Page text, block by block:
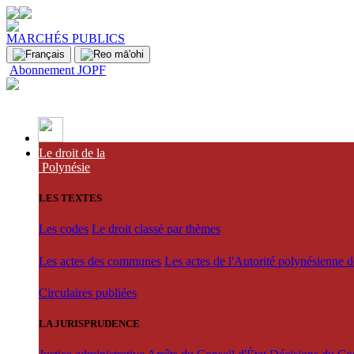
MARCHÉS PUBLICS
Abonnement JOPF
Le droit de la
Polynésie
LES TEXTES
Les codes Le droit classé par thèmes
Les actes des communes Les actes de l'Autorité polynésienne
Circulaires publiées
LA JURISPRUDENCE